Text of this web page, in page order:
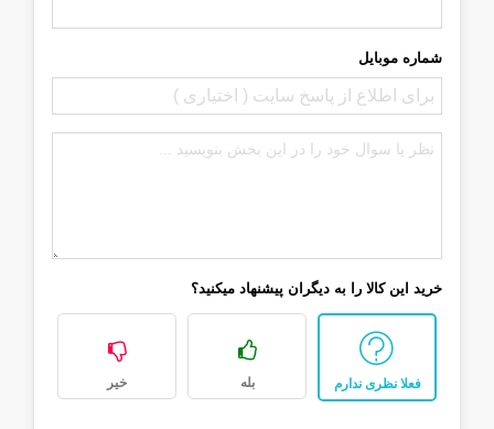
شماره موبایل
خرید این کالا را به دیگران پیشنهاد میکنید؟
فعلا نظری ندارم بله خیر